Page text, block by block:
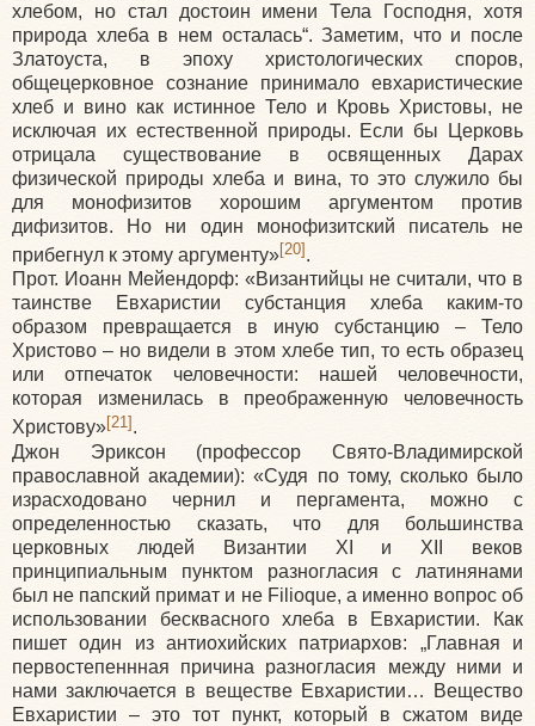
хлебом, но стал достоин имени Тела Господня, хотя
природа хлеба в нем осталась“. Заметим, что и после
Златоуста, в эпоху христологических споров,
общецерковное сознание принимало евхаристические
хлеб и вино как истинное Тело и Кровь Христовы, не
исключая их естественной природы. Если бы Церковь
отрицала существование в освященных Дарах
физической природы хлеба и вина, то это служило бы
для монофизитов хорошим аргументом против
дифизитов. Но ни один монофизитский писатель не
прибегнул к этому аргументу»[20] .
Прот. Иоанн Мейендорф: «Византийцы не считали, что в
таинстве Евхаристии субстанция хлеба каким-то
образом превращается в иную субстанцию – Тело
Христово – но видели в этом хлебе тип, то есть образец
или отпечаток человечности: нашей человечности,
которая изменилась в преображенную человечность
Христову»[21].
Джон Эриксон
(профессор Свято-Владимирской
православной академии): «Судя по тому, сколько было
израсходовано чернил и пергамента, можно с
определенностью сказать, что для большинства
церковных людей Византии XI и XII веков
принципиальным пунктом разногласия с латинянами
был не папский примат и не Filioque, а именно вопрос об
использовании бесквасного хлеба в Евхаристии. Как
пишет один из антиохийских патриархов: „Главная и
первостепеннная причина разногласия между ними и
нами заключается в веществе Евхаристии… Вещество
Евхаристии – это тот пункт, который в сжатом виде